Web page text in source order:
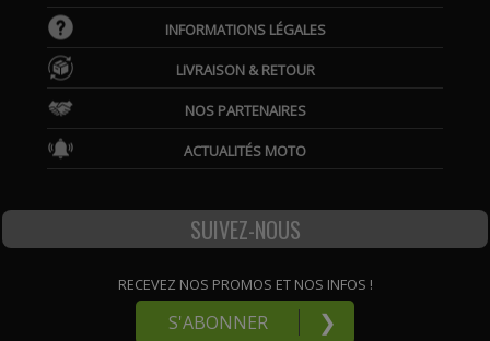
INFORMATIONS LÉGALES
LIVRAISON & RETOUR
NOS PARTENAIRES
ACTUALITÉS MOTO
SUIVEZ-NOUS
RECEVEZ NOS PROMOS ET NOS INFOS !
S'ABONNER ❯